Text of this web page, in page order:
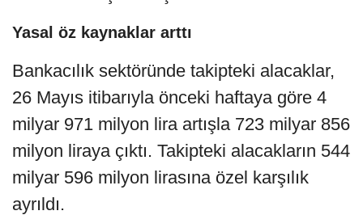
Yasal öz kaynaklar arttı
Bankacılık sektöründe takipteki alacaklar,
26 Mayıs itibarıyla önceki haftaya göre 4
milyar 971 milyon lira artışla 723 milyar 856
milyon liraya çıktı. Takipteki alacakların 544
milyar 596 milyon lirasına özel karşılık
ayrıldı.